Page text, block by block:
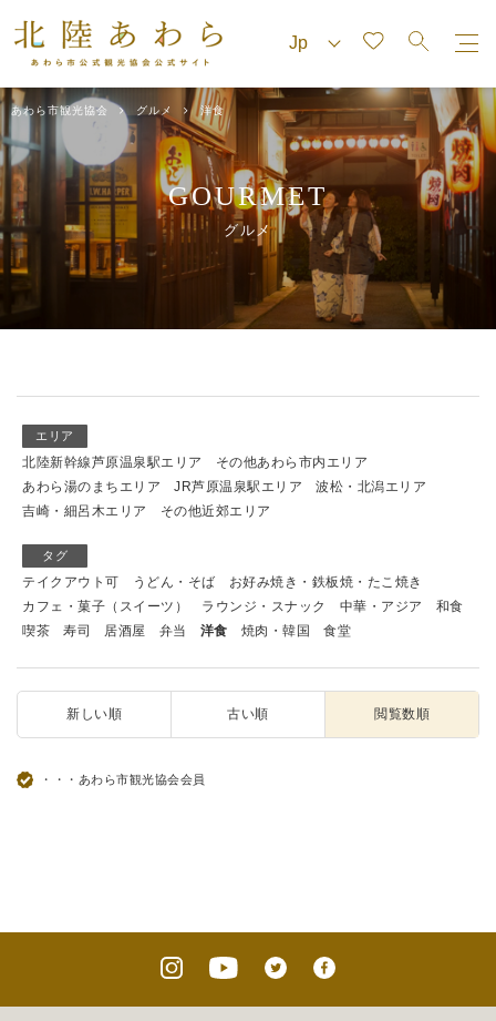
あわら市観光協会 グルメ 洋食
GOURMET
グルメ
エリア
北陸新幹線芦原温泉駅エリア
その他あわら市内エリア
あわら湯のまちエリア
JR芦原温泉駅エリア
波松・北潟エリア
吉崎・細呂木エリア
その他近郊エリア
タグ
テイクアウト可 うどん・そば
お好み焼き・鉄板焼・たこ焼き
カフェ・菓子（スイーツ）
ラウンジ・スナック 中華・アジア
和食
喫茶
寿司 居酒屋 弁当 洋食 焼肉・韓国 食堂
新しい順 古い順 閲覧数順
・・・あわら市観光協会会員